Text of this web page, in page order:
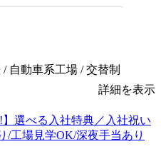
自動車系工場 / 交替制
詳細を表示